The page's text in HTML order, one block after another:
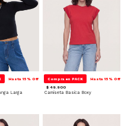
Hasta 15% Off
Larga
Compra en PACK Hasta 15% Off
$ 49.900
Camiseta Basica Boxy